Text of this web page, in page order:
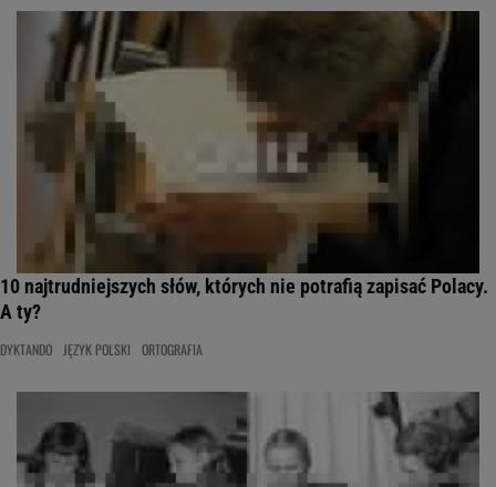
10 najtrudniejszych słów, których nie potrafią zapisać Polacy.
A ty?
DYKTANDO JĘZYK POLSKI ORTOGRAFIA